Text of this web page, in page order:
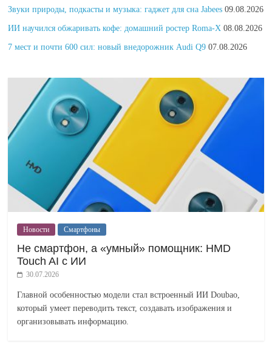
Звуки природы, подкасты и музыка: гаджет для сна Jabees 09.08.2026
ИИ научился обжаривать кофе: домашний ростер Roma-X 08.08.2026
7 мест и почти 600 сил: новый внедорожник Audi Q9 07.08.2026
Новости Смартфоны
Не смартфон, а «умный» помощник: HMD
Touch AI с ИИ
30.07.2026
Главной особенностью модели стал встроенный ИИ Doubao,
который умеет переводить текст, создавать изображения и
организовывать информацию.